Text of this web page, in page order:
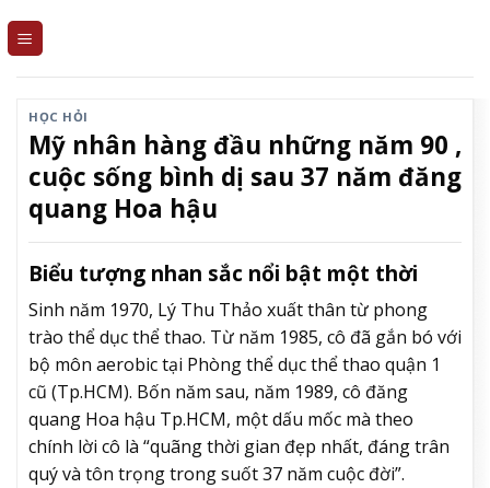
HỌC HỎI
Mỹ nhân hàng đầu những năm 90 ,
cuộc sống bình dị sau 37 năm đăng
quang Hoa hậu
Biểu tượng nhan sắc nổi bật một thời
Sinh năm 1970, Lý Thu Thảo xuất thân từ phong
trào thể dục thể thao. Từ năm 1985, cô đã gắn bó với
bộ môn aerobic tại Phòng thể dục thể thao quận 1
cũ (Tp.HCM). Bốn năm sau, năm 1989, cô đăng
quang Hoa hậu Tp.HCM, một dấu mốc mà theo
chính lời cô là “quãng thời gian đẹp nhất, đáng trân
quý và tôn trọng trong suốt 37 năm cuộc đời”.